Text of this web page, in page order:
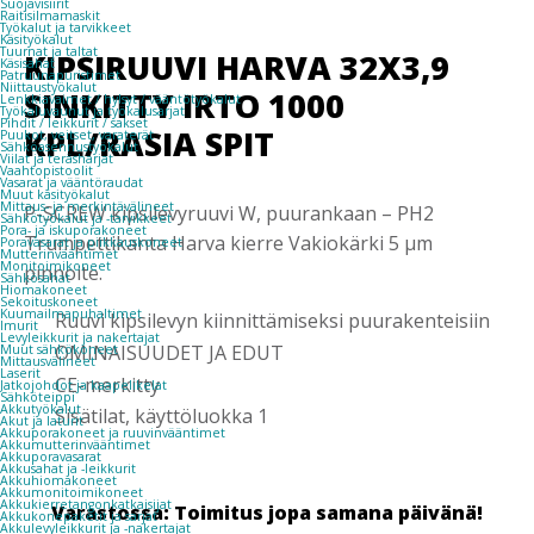
Suojavisiirit
Raitisilmamaskit
Työkalut ja tarvikkeet
Käsityökalut
Tuurnat ja taltat
Käsisahat
Patruunapuristimet
Niittaustyökalut
Lenkkiavaimet / hylsyt / vääntötyökalut
Työkaluvaunut ja työkalusarjat
Pihdit / leikkurit / sakset
Puukot, veitset, varaterät
Sähköasennustyökalut
Viilat ja teräsharjat
Vaahtopistoolit
Vasarat ja vääntöraudat
Muut käsityökalut
Mittaus- ja merkintävälineet
Sähkötyökalut ja -tarvikkeet
Pora- ja iskuporakoneet
Poravasarat ja piikkauskoneet
Mutterinvääntimet
Monitoimikoneet
Sähkösahat
Hiomakoneet
Sekoituskoneet
Kuumailmapuhaltimet
Imurit
Levyleikkurit ja nakertajat
Muut sähkökoneet
Mittausvälineet
Laserit
Jatkojohdot ja kaapelikelat
Sähköteippi
Akkutyökalut
Akut ja laturit
Akkuporakoneet ja ruuvinvääntimet
Akkumutterinvääntimet
Akkuporavasarat
Akkusahat ja -leikkurit
Akkuhiomakoneet
Akkumonitoimikoneet
Akkukierretangonkatkaisijat
Akkukonepaketit ja sarjat
Akkulevyleikkurit ja -nakertajat
KIPSIRUUVI HARVA 32X3,9
SINKITTY IRTO 1000
KPL/RASIA SPIT
P-SCREW kipsilevyruuvi W, puurankaan – PH2
Trumpettikanta Harva kierre Vakiokärki 5 µm
pinnoite.
Ruuvi kipsilevyn kiinnittämiseksi puurakenteisiin
OMINAISUUDET JA EDUT
CE-merkitty
Sisätilat, käyttöluokka 1
Varastossa: Toimitus jopa samana päivänä!